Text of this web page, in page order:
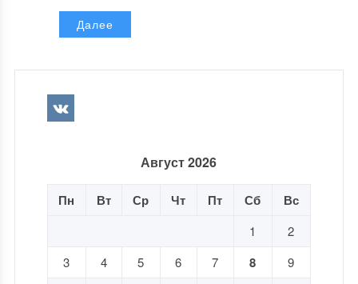
Далее
Август 2026
Пн Вт Ср Чт Пт Сб Вс
1
2
3
4 5 6 7 8
9